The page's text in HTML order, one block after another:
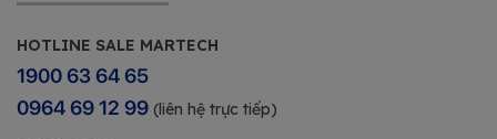
HOTLINE SALE MARTECH
1900 63 64 65
0964 69 12 99 (liên hệ trực tiếp)